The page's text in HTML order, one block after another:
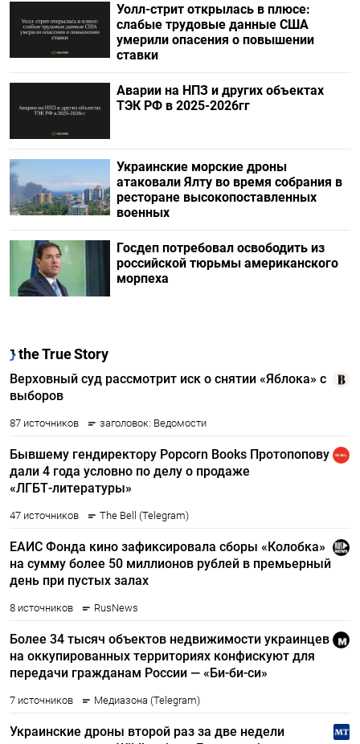
Уолл-стрит открылась в плюсе:
слабые трудовые данные США
умерили опасения о повышении
ставки
Аварии на НПЗ и других объектах
ТЭК РФ в 2025-2026гг
Украинские морские дроны
атаковали Ялту во время собрания в
ресторане высокопоставленных
военных
Госдеп потребовал освободить из
российской тюрьмы американского
морпеха